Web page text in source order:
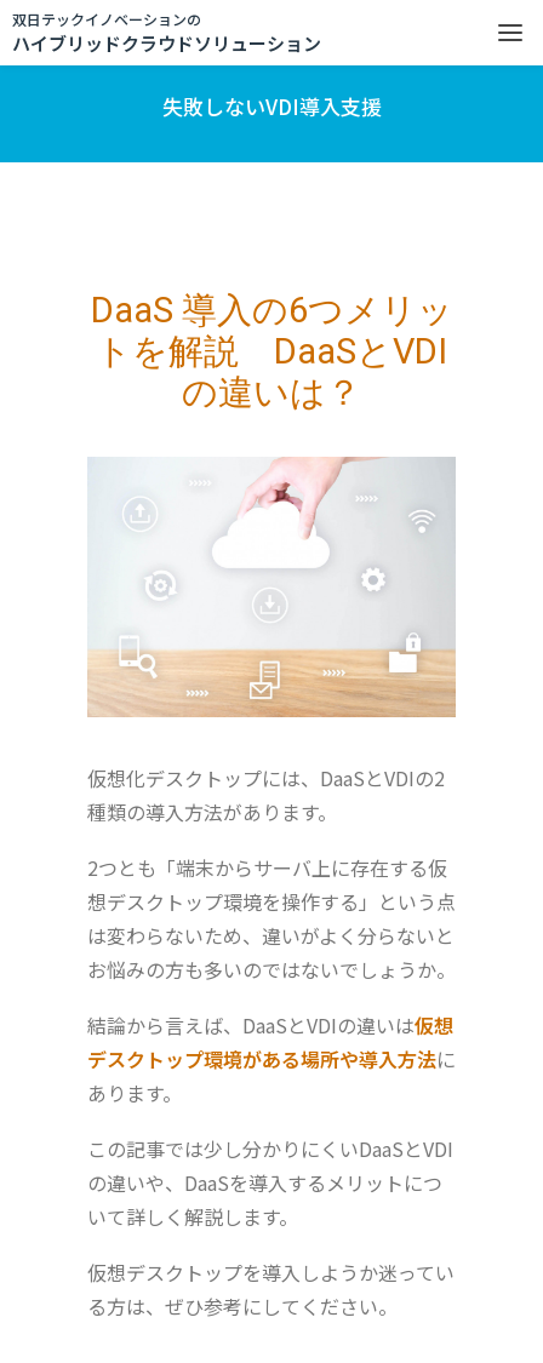
双日テックイノベーションの
ハイブリッドクラウドソリューション
失敗しないVDI導入支援
DaaS 導入の6つメリッ
トを解説 DaaSとVDI
の違いは？
仮想化デスクトップには、DaaSとVDIの2
種類の導入方法があります。
2つとも「端末からサーバ上に存在する仮
想デスクトップ環境を操作する」という点
は変わらないため、違いがよく分らないと
お悩みの方も多いのではないでしょうか。
結論から言えば、DaaSとVDIの違いは仮想
デスクトップ環境がある場所や導入方法に
あります。
この記事では少し分かりにくいDaaSとVDI
の違いや、DaaSを導入するメリットにつ
いて詳しく解説します。
仮想デスクトップを導入しようか迷ってい
る方は、ぜひ参考にしてください。